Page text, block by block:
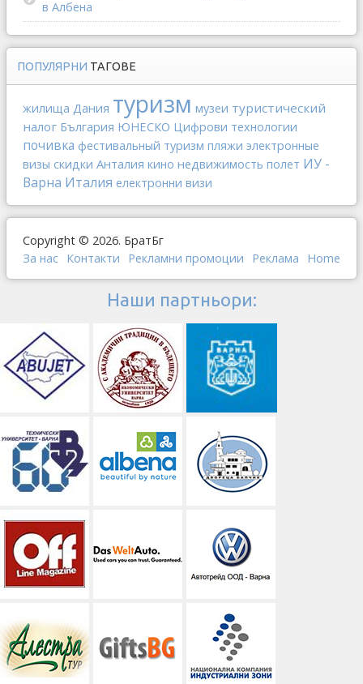
в Албена
ПОПУЛЯРНИ ТАГОВЕ
жилища Дания туризм музеи туристический
налог България ЮНЕСКО Цифрови технологии
почивка фестивальный туризм пляжи электронные
визы скидки Анталия кино недвижимость полет ИУ -
Варна Италия електронни визи
Copyright © 2026. БратБг
За нас Контакти Рекламни промоции Реклама Home
Наши партньори: